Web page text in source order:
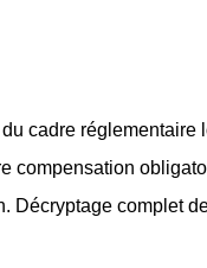
cadre
complet